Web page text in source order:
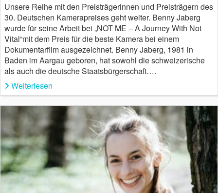
Unsere Reihe mit den Preisträgerinnen und Preisträgern des
30. Deutschen Kamerapreises geht weiter. Benny Jaberg
wurde für seine Arbeit bei „NOT ME – A Journey With Not
Vital“mit dem Preis für die beste Kamera bei einem
Dokumentarfilm ausgezeichnet. Benny Jaberg, 1981 in
Baden im Aargau geboren, hat sowohl die schweizerische
als auch die deutsche Staatsbürgerschaft….
Weiterlesen